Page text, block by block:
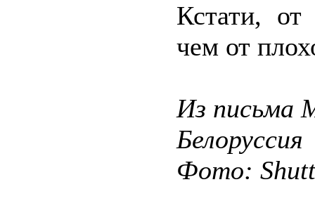
Кстати, от
чем от
Из письма
Белоруссия
Фото: